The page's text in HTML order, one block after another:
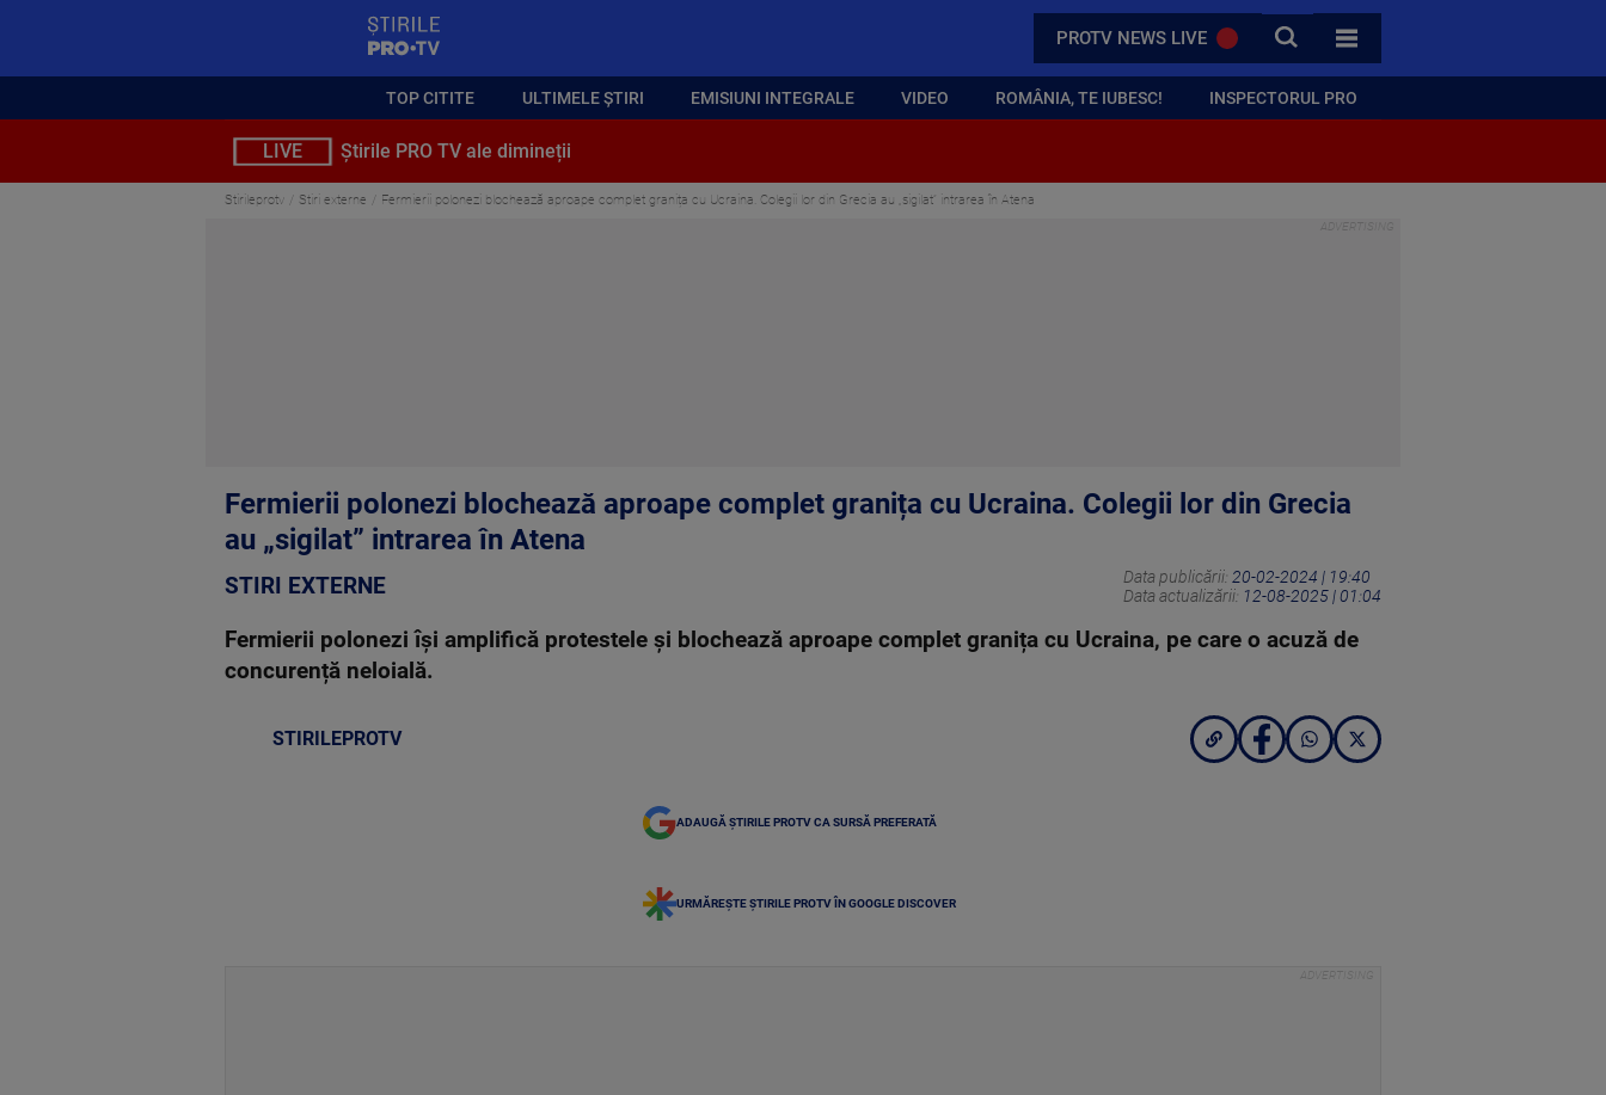
PROTV NEWS LIVE CAUTA
TOATE CATEGORIILE
TOP CITITE ULTIMELE ȘTIRI EMISIUNI INTEGRALE VIDEO ROMÂNIA, TE IUBESC! INSPECTORUL PRO
LIVE Știrile PRO TV ale dimineții
Stirileprotv Stiri externe Fermierii polonezi blochează aproape complet granița cu Ucraina. Colegii lor din Grecia au „sigilat” intrarea în Atena
Fermierii polonezi blochează aproape complet granița cu Ucraina. Colegii lor din Grecia
au „sigilat” intrarea în Atena
STIRI EXTERNE Data publicării: 20-02-2024 | 19:40
Data actualizării: 12-08-2025 | 01:04
Fermierii polonezi își amplifică protestele și blochează aproape complet granița cu Ucraina, pe care o acuză de
concurență neloială.
STIRILEPROTV
ADAUGĂ ȘTIRILE PROTV CA SURSĂ PREFERATĂ
URMĂREȘTE ȘTIRILE PROTV ÎN GOOGLE DISCOVER